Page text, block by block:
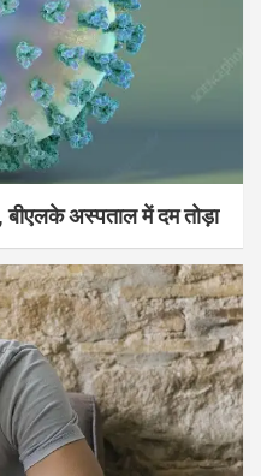
बीएलके अस्पताल में दम तोड़ा